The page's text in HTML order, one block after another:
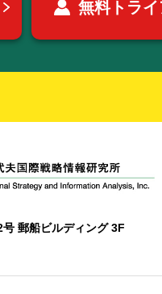
無料トラ
郵船ビルディング 3F